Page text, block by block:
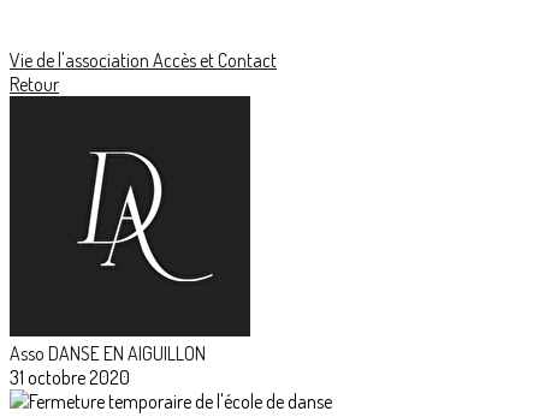
Vie de l'association Accès et Contact
Retour
Asso DANSE EN AIGUILLON
31 octobre 2020